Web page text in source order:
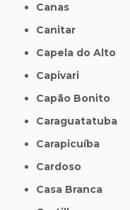
Canas
Canitar
Capela do Alto
Capivari
Capão Bonito
Caraguatatuba
Carapicuíba
Cardoso
Casa Branca